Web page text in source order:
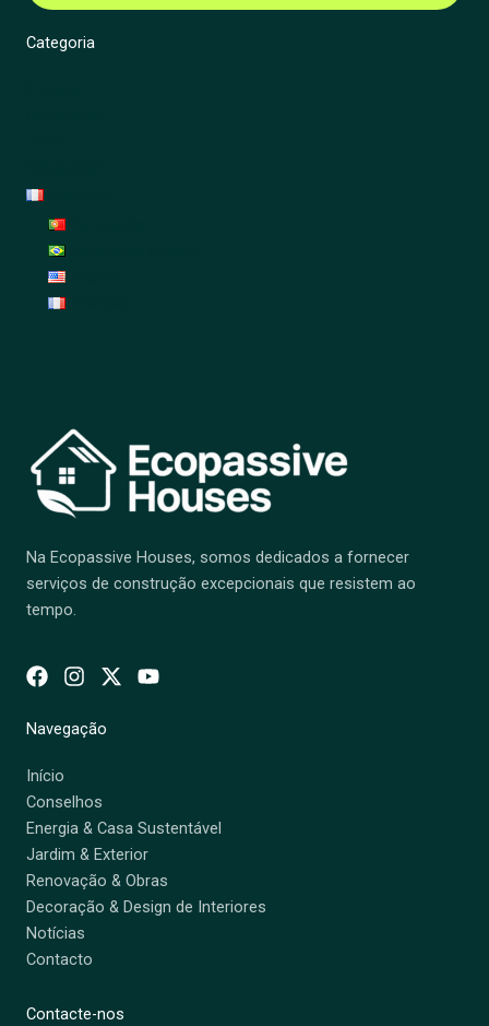
Categoria
Na Ecopassive Houses, somos dedicados a fornecer
serviços de construção excepcionais que resistem ao
tempo.
Navegação
Início
Conselhos
Energia & Casa Sustentável
Jardim & Exterior
Renovação & Obras
Decoração & Design de Interiores
Notícias
Contacto
Contacte-nos